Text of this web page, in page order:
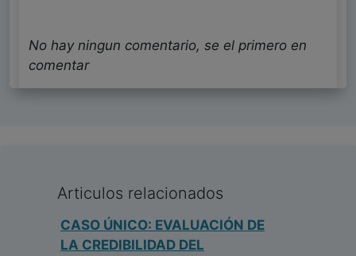
No hay ningun comentario, se el primero en
comentar
Articulos relacionados
CASO ÚNICO: EVALUACIÓN DE
LA CREDIBILIDAD DEL